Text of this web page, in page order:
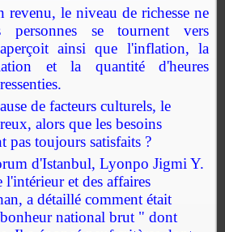
revenu, le niveau de richesse ne
se tournent vers
ainsi que l'inflation, la
et la quantité d'heures
de facteurs culturels, le
alors que les besoins
pas toujours satisfaits ?
d'Istanbul, Lyonpo Jigmi Y.
et des affaires
a détaillé comment était
national brut " dont